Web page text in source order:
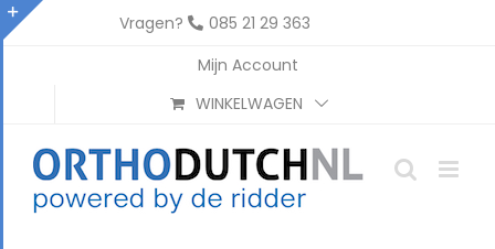
Ga
naar
Vragen?
085 21 29 363
Mijn Account
WINKELWAGEN
Area